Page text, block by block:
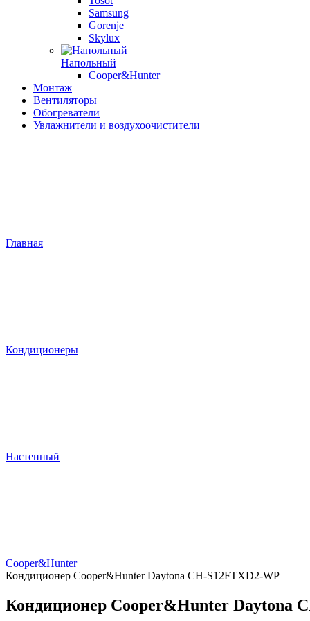
Samsung
Gorenje
Skylux
Напольный
Cooper&Hunter
Монтаж
Вентиляторы
Обогреватели
Увлажнители и воздухоочистители
Главная
Кондиционеры
Настенный
Cooper&Hunter
Кондиционер Cooper&Hunter Daytona CH-S12FTXD2-WP
Кондиционер Cooper&Hunter Daytona